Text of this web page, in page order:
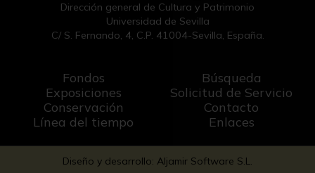
Dirección general de Cultura y Patrimonio
Universidad de Sevilla
C/ S. Fernando, 4, C.P. 41004-Sevilla, España.
Fondos
Exposiciones
Conservación
Línea del tiempo
Búsqueda
Solicitud de Servicio
Contacto
Enlaces
Diseño y desarrollo: Aljamir Software S.L.